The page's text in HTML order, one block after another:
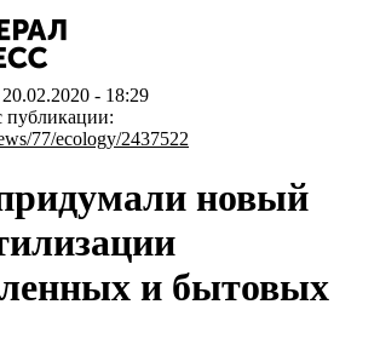
- 18:29
публикации:
77/ecology/2437522
новый
и бытовых